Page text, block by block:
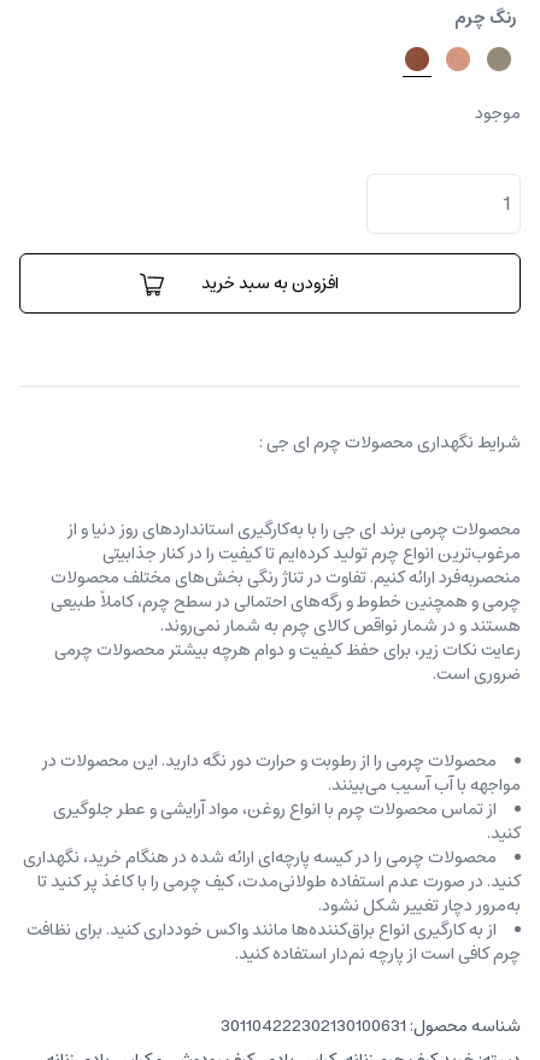
رنگ چرم
موجود
کیف
کراس
بادی
پارتی
افزودن به سبد خرید
شرایط نگهداری محصولات چرم ای جی :
محصولات چرمی برند ای جی را با به‌کارگیری استانداردهای روز دنیا و از
مرغوب‌ترین انواع چرم تولید کرده‌ایم تا کیفیت را در کنار جذابیتی
منحصربه‌فرد ارائه کنیم. تفاوت در تناژ رنگی بخش‌های مختلف محصولات
چرمی و همچنین خطوط و رگه‌‌های احتمالی در سطح چرم، کاملاً طبیعی
هستند و در شمار نواقص کالای چرم به شمار نمی‌روند.
رعایت نکات زیر، برای حفظ کیفیت و دوام هرچه بیشتر محصولات چرمی
ضروری است.
محصولات چرمی را از رطوبت و حرارت دور نگه دارید. این محصولات در
مواجهه با آب آسیب می‌بینند.
از تماس محصولات چرم با انواع روغن‌، مواد آرایشی و عطر جلوگیری
کنید.
محصولات چرمی را در کیسه‌ پارچه‌ای ارائه شده در هنگام خرید، ‌نگهداری
کنید. در صورت عدم استفاده طولانی‌مدت، کیف‌ چرمی را با کاغذ پر کنید تا
به‌مرور دچار تغییر شکل نشود.
از به کارگیری انواع براق‌کننده‌ها مانند واکس خودداری کنید. برای نظافت
چرم کافی است از پارچه‌ نم‌دار استفاده کنید.
شناسه محصول: 301104222302130100631